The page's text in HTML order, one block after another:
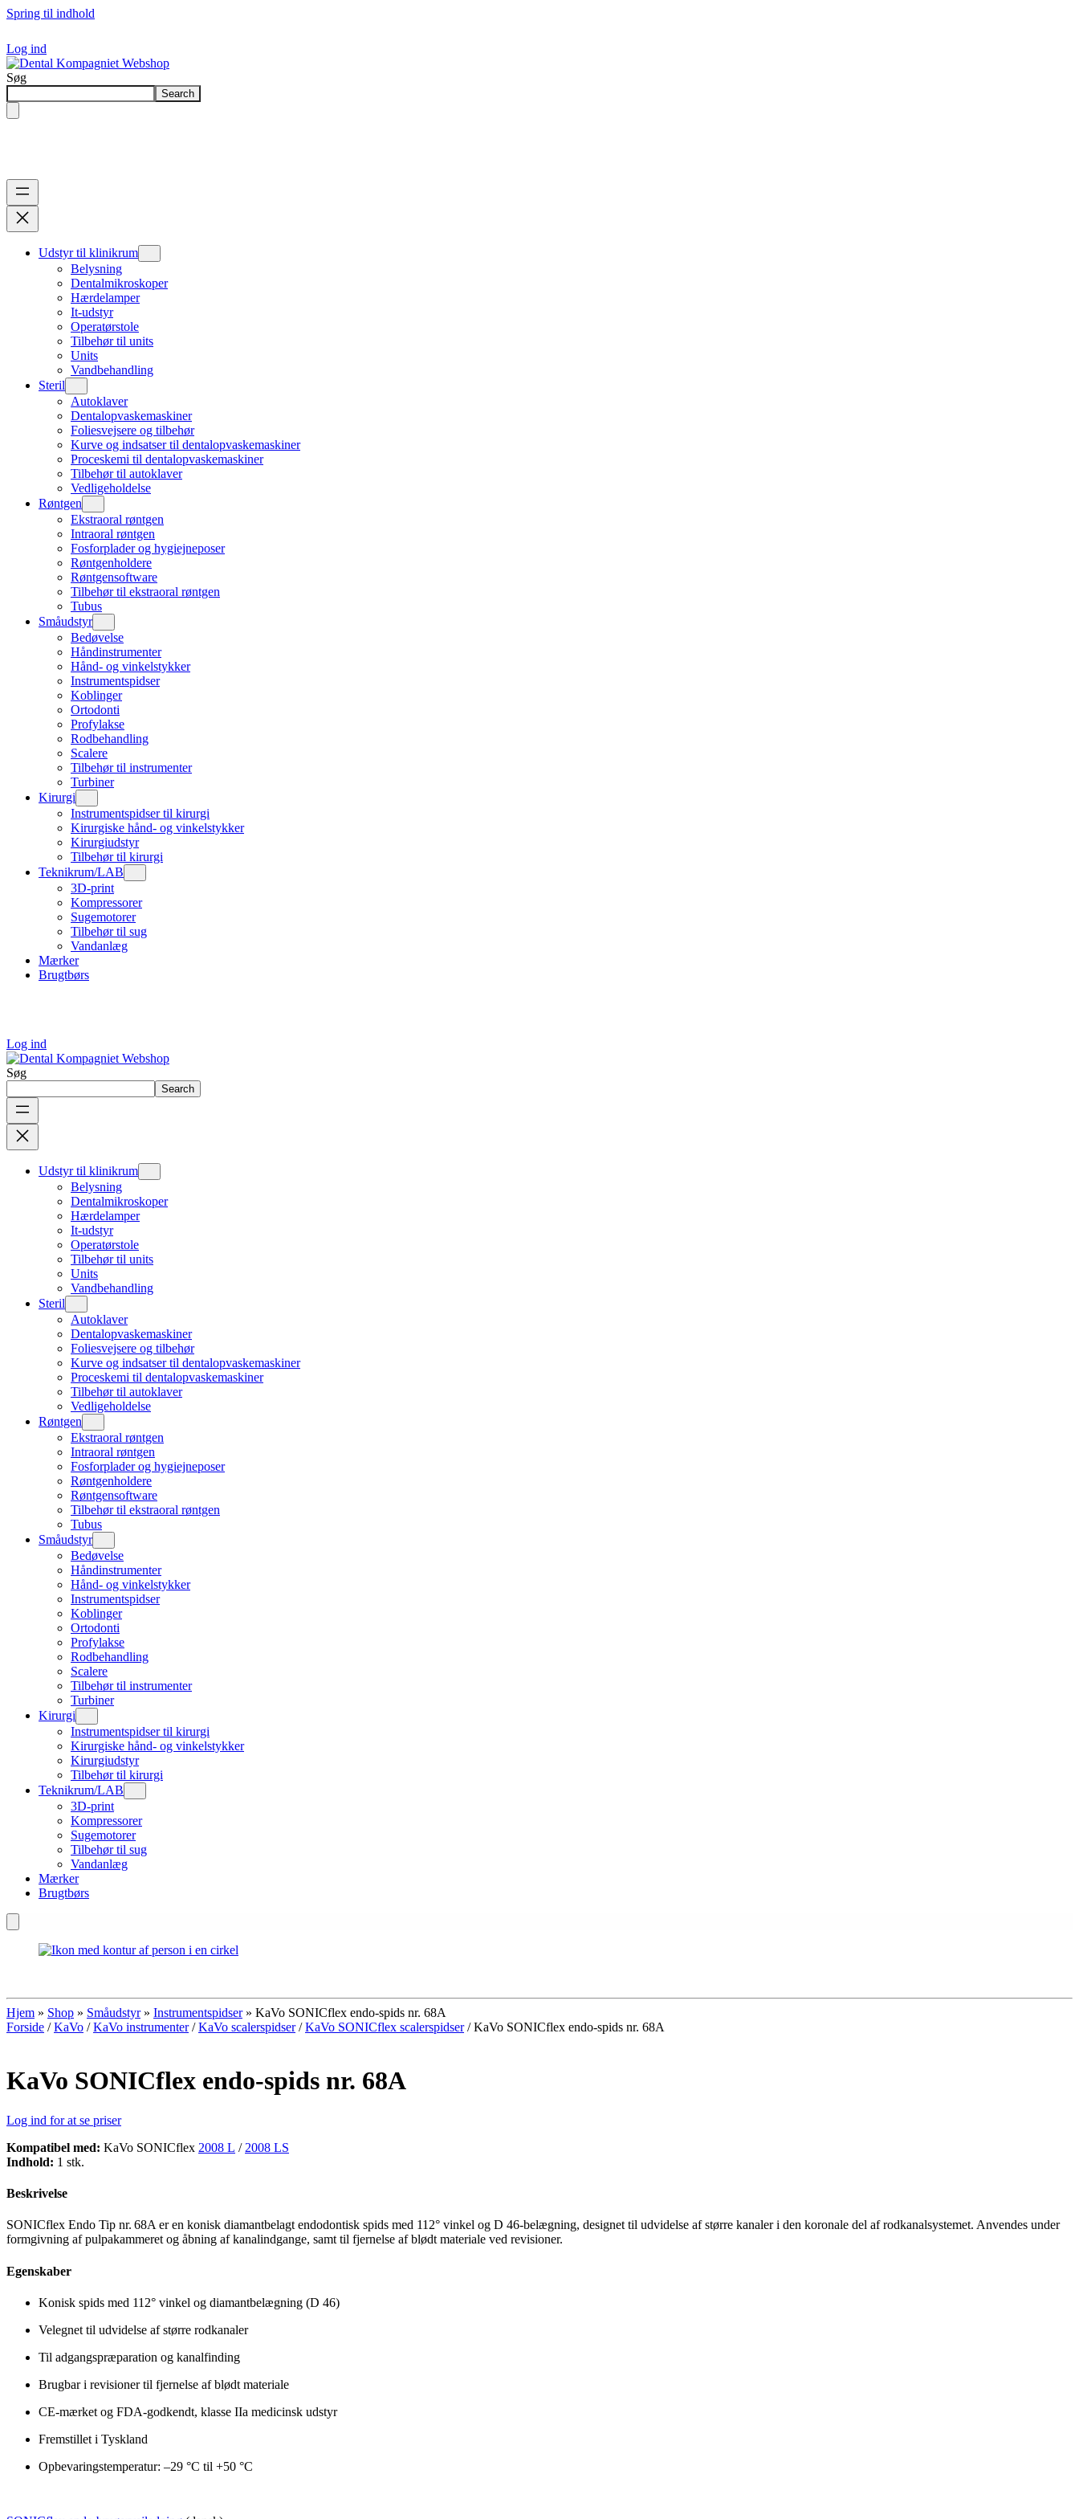
Spring til indhold
Log ind
Søg
Search
Udstyr til klinikrum
Belysning
Dentalmikroskoper
Hærdelamper
It-udstyr
Operatørstole
Tilbehør til units
Units
Vandbehandling
Steril
Autoklaver
Dentalopvaskemaskiner
Foliesvejsere og tilbehør
Kurve og indsatser til dentalopvaskemaskiner
Proceskemi til dentalopvaskemaskiner
Tilbehør til autoklaver
Vedligeholdelse
Røntgen
Ekstraoral røntgen
Intraoral røntgen
Fosforplader og hygiejneposer
Røntgenholdere
Røntgensoftware
Tilbehør til ekstraoral røntgen
Tubus
Småudstyr
Bedøvelse
Håndinstrumenter
Hånd- og vinkelstykker
Instrumentspidser
Koblinger
Ortodonti
Profylakse
Rodbehandling
Scalere
Tilbehør til instrumenter
Turbiner
Kirurgi
Instrumentspidser til kirurgi
Kirurgiske hånd- og vinkelstykker
Kirurgiudstyr
Tilbehør til kirurgi
Teknikrum/LAB
3D-print
Kompressorer
Sugemotorer
Tilbehør til sug
Vandanlæg
Mærker
Brugtbørs
Log ind
Søg
Search
Udstyr til klinikrum
Belysning
Dentalmikroskoper
Hærdelamper
It-udstyr
Operatørstole
Tilbehør til units
Units
Vandbehandling
Steril
Autoklaver
Dentalopvaskemaskiner
Foliesvejsere og tilbehør
Kurve og indsatser til dentalopvaskemaskiner
Proceskemi til dentalopvaskemaskiner
Tilbehør til autoklaver
Vedligeholdelse
Røntgen
Ekstraoral røntgen
Intraoral røntgen
Fosforplader og hygiejneposer
Røntgenholdere
Røntgensoftware
Tilbehør til ekstraoral røntgen
Tubus
Småudstyr
Bedøvelse
Håndinstrumenter
Hånd- og vinkelstykker
Instrumentspidser
Koblinger
Ortodonti
Profylakse
Rodbehandling
Scalere
Tilbehør til instrumenter
Turbiner
Kirurgi
Instrumentspidser til kirurgi
Kirurgiske hånd- og vinkelstykker
Kirurgiudstyr
Tilbehør til kirurgi
Teknikrum/LAB
3D-print
Kompressorer
Sugemotorer
Tilbehør til sug
Vandanlæg
Mærker
Brugtbørs
Hjem » Shop » Småudstyr» Instrumentspidser» KaVo SONICflex endo-spids nr. 68A
Forside /KaVo /KaVo instrumenter/KaVo scalerspidser/KaVo SONICflex scalerspidser/ KaVo SONICflex endo-spids nr. 68A
KaVo SONICflex endo-spids nr. 68A
Log ind for at se priser
Kompatibel med: KaVo SONICflex 2008 L / 2008 LS
Indhold: 1 stk.
Beskrivelse
SONICflex Endo Tip nr. 68A er en konisk diamantbelagt endodontisk spids med 112° vinkel og D 46-belægning, designet til udvidelse af større kanaler i den koronale del af rodkanalsystemet. Anvendes under
formgivning af pulpakammeret og åbning af kanalindgange, samt til fjernelse af blødt materiale ved revisioner.
Egenskaber
Konisk spids med 112° vinkel og diamantbelægning (D 46)
Velegnet til udvidelse af større rodkanaler
Til adgangspræparation og kanalfinding
Brugbar i revisioner til fjernelse af blødt materiale
CE-mærket og FDA-godkendt, klasse IIa medicinsk udstyr
Fremstillet i Tyskland
Opbevaringstemperatur: –29 °C til +50 °C